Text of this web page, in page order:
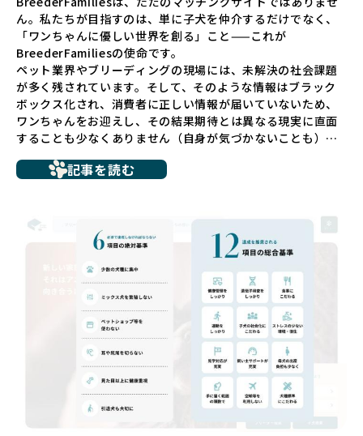
ん。私たちが目指すのは、単に子犬を仲介するだけでなく、
「ワンちゃんに優しい世界を創る」こと——これが
BreederFamiliesの使命です。
ペット業界やブリーディングの現場には、未解決の社会課題
が多く残されています。そして、そのような情報はブラック
ボックス化され、消費者に正しい情報が届いていないため、
ワンちゃんをお迎えし、その結果期待とは異なる現実に直面
することも少なくありません（自身が気づかないことも）。
ち、健康面や社会性に問題を抱えていたり、またブリーダー
いるというケースもあります。こうした問題は、消費者にと
っても大きな負担であり、ワンちゃん自身にとっても非常に
だからこそ、私たちは正しい情報と安心して選べる場所を提
供すべきだと考えています。BreederFamiliesでは、ワンち
ゃんを家族のように愛する「優良ブリーダー」のみを独自の
厳しい基準で厳選し、その評価基準や評価結果をオープンに
しています。これにより、消費者の皆様が安心して子犬やブ
リーダーを選べる環境を整えています。
そして、消費者の皆様が正しい情報をもとに優良ブリーダー
を求めることで、ワンちゃんを家族のように愛する優良ブリ
ーダーが増え、営利優先の「悪徳ブリーダー」が自然と淘汰
される社会を目指しています。目の前の子犬だけでなく、親
記事を読む